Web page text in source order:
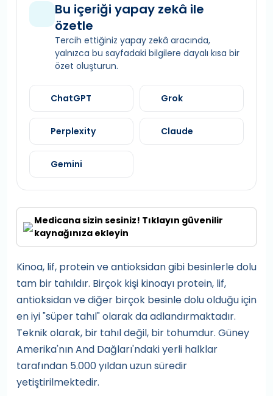
Bu içeriği yapay zekâ ile
özetle
Tercih ettiğiniz yapay zekâ aracında,
yalnızca bu sayfadaki bilgilere dayalı kısa bir
özet oluşturun.
ChatGPT Grok
Perplexity Claude
Gemini
Medicana sizin sesiniz! Tıklayın güvenilir
kaynağınıza ekleyin
Kinoa, lif, protein ve antioksidan gibi besinlerle dolu
tam bir tahıldır. Birçok kişi kinoayı protein, lif,
antioksidan ve diğer birçok besinle dolu olduğu için
en iyi "süper tahıl" olarak da adlandırmaktadır.
Teknik olarak, bir tahıl değil, bir tohumdur. Güney
Amerika'nın And Dağları'ndaki yerli halklar
tarafından 5.000 yıldan uzun süredir
yetiştirilmektedir.